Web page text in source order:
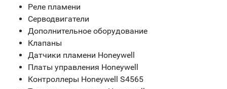
Реле пламени
Серводвигатели
Дополнительное оборудование
Клапаны
Датчики пламени Honeywell
Платы управления Honeywell
Контроллеры Honeywell S4565